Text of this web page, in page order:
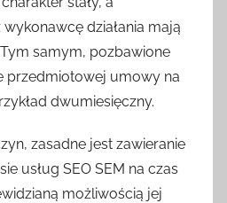
działania mają
samym, pozbawione
przedmiotowej umowy na
dwumiesięczny.
zasadne jest zawieranie
usług SEO SEM na czas
możliwością jej